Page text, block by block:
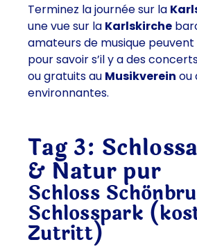
Terminez la journée sur la
une vue sur la Karlskirche
amateurs de musique
pour savoir s’il y a des
ou gratuits au Musikverein ou
environnantes.
Tag 3:
& Natur pur
Schloss
Schlosspark
Zutritt)